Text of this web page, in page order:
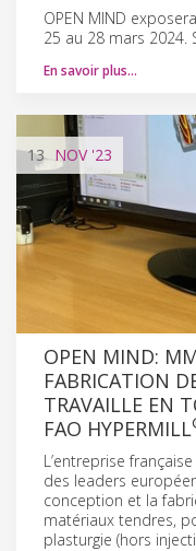
OPEN MIND
25 au 28 mars 2024.
En savoir plus…
13 NOV'23
OPEN MIND:
FABRICATION
TRAVAILLE EN
FAO HYPERMILL
L’entreprise
des leaders
conception et la
matériaux tendres,
plasturgie (hors